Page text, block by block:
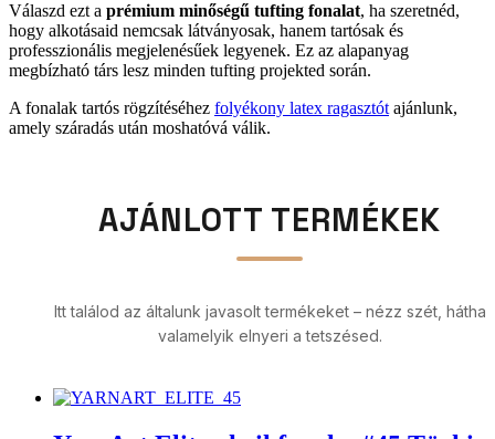
Válaszd ezt a prémium minőségű tufting fonalat, ha szeretnéd,
hogy alkotásaid nemcsak látványosak, hanem tartósak és
professzionális megjelenésűek legyenek. Ez az alapanyag
megbízható társ lesz minden tufting projekted során.
A fonalak tartós rögzítéséhez folyékony latex ragasztót ajánlunk,
amely száradás után moshatóvá válik.
AJÁNLOTT TERMÉKEK
Itt találod az általunk javasolt termékeket – nézz szét, hátha
valamelyik elnyeri a tetszésed.